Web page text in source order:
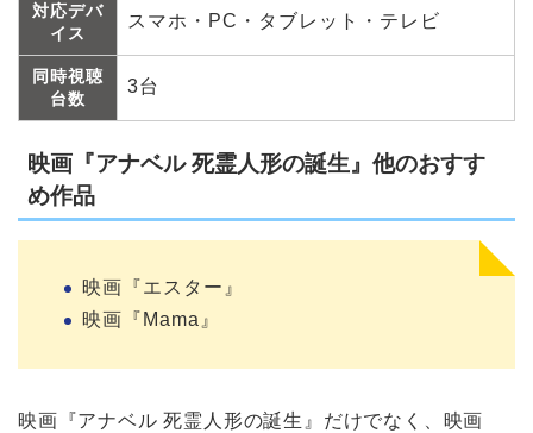
対応デバ
イス
スマホ・PC・タブレット・テレビ
同時視聴
台数
3台
映画『アナベル 死霊人形の誕生』他のおすす
め作品
映画『エスター』
映画『Mama』
映画『アナベル 死霊人形の誕生』だけでなく、映画